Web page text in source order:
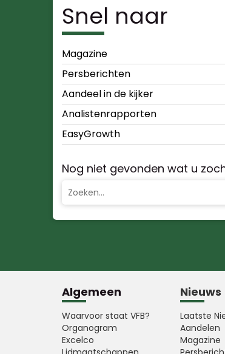
Snel naar
Magazine
Persberichten
Aandeel in de kijker
Analistenrapporten
EasyGrowth
Nog niet gevonden wat u
Algemeen
Waarvoor staat VFB?
Organogram
Excelco
Nieuws
Laatste
Aandelen
Magazine